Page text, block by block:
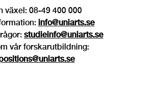
växel: 08-49 400 000
info@uniarts.se
studieinfo@uniarts.se
vår forskarutbildning: